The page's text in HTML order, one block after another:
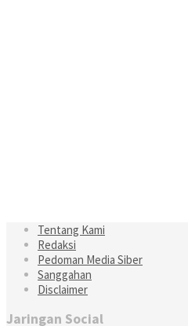
Tentang Kami
Redaksi
Pedoman Media Siber
Sanggahan
Disclaimer
Jaringan Social